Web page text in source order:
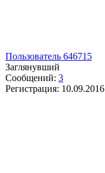
Пользователь 646715
Заглянувший
Сообщений: 3
Регистрация: 10.09.2016